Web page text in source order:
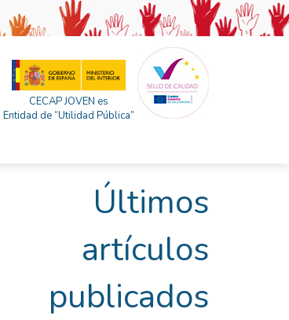
CECAP JOVEN es
Entidad de “Utilidad Pública”
Últimos
artículos
publicados